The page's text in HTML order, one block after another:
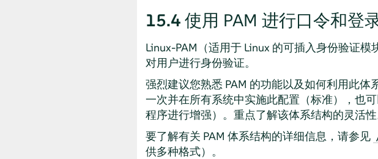
15.4 使用 PAM 进行口令和登
Linux-PAM（适用于 Linux 的可插入身份验证
对用户进行身份验证。
强烈建议您熟悉 PAM 的功能以及如何利用此
一次并在所有系统中实施此配置（标准），也
程序进行增强）。重点了解该体系结构的灵活性
要了解有关 PAM 体系结构的详细信息，请参见
供多种格式）。